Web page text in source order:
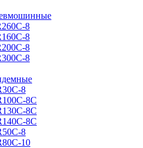
8
8
8
8
8
8С
8С
8С
8
10